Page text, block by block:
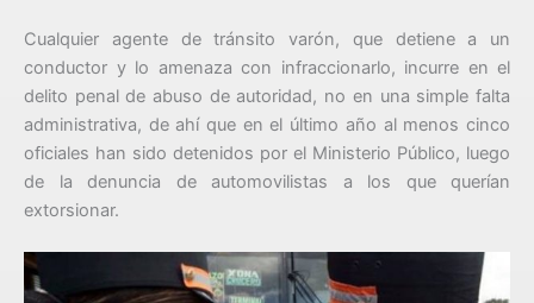
Cualquier agente de tránsito varón, que detiene a un
conductor y lo amenaza con infraccionarlo, incurre en el
delito penal de abuso de autoridad, no en una simple falta
administrativa, de ahí que en el último año al menos cinco
oficiales han sido detenidos por el Ministerio Público, luego
de la denuncia de automovilistas a los que querían
extorsionar.